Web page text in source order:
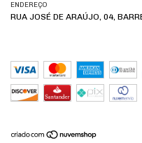
ENDEREÇO
RUA JOSÉ DE ARAÚJO, 04,